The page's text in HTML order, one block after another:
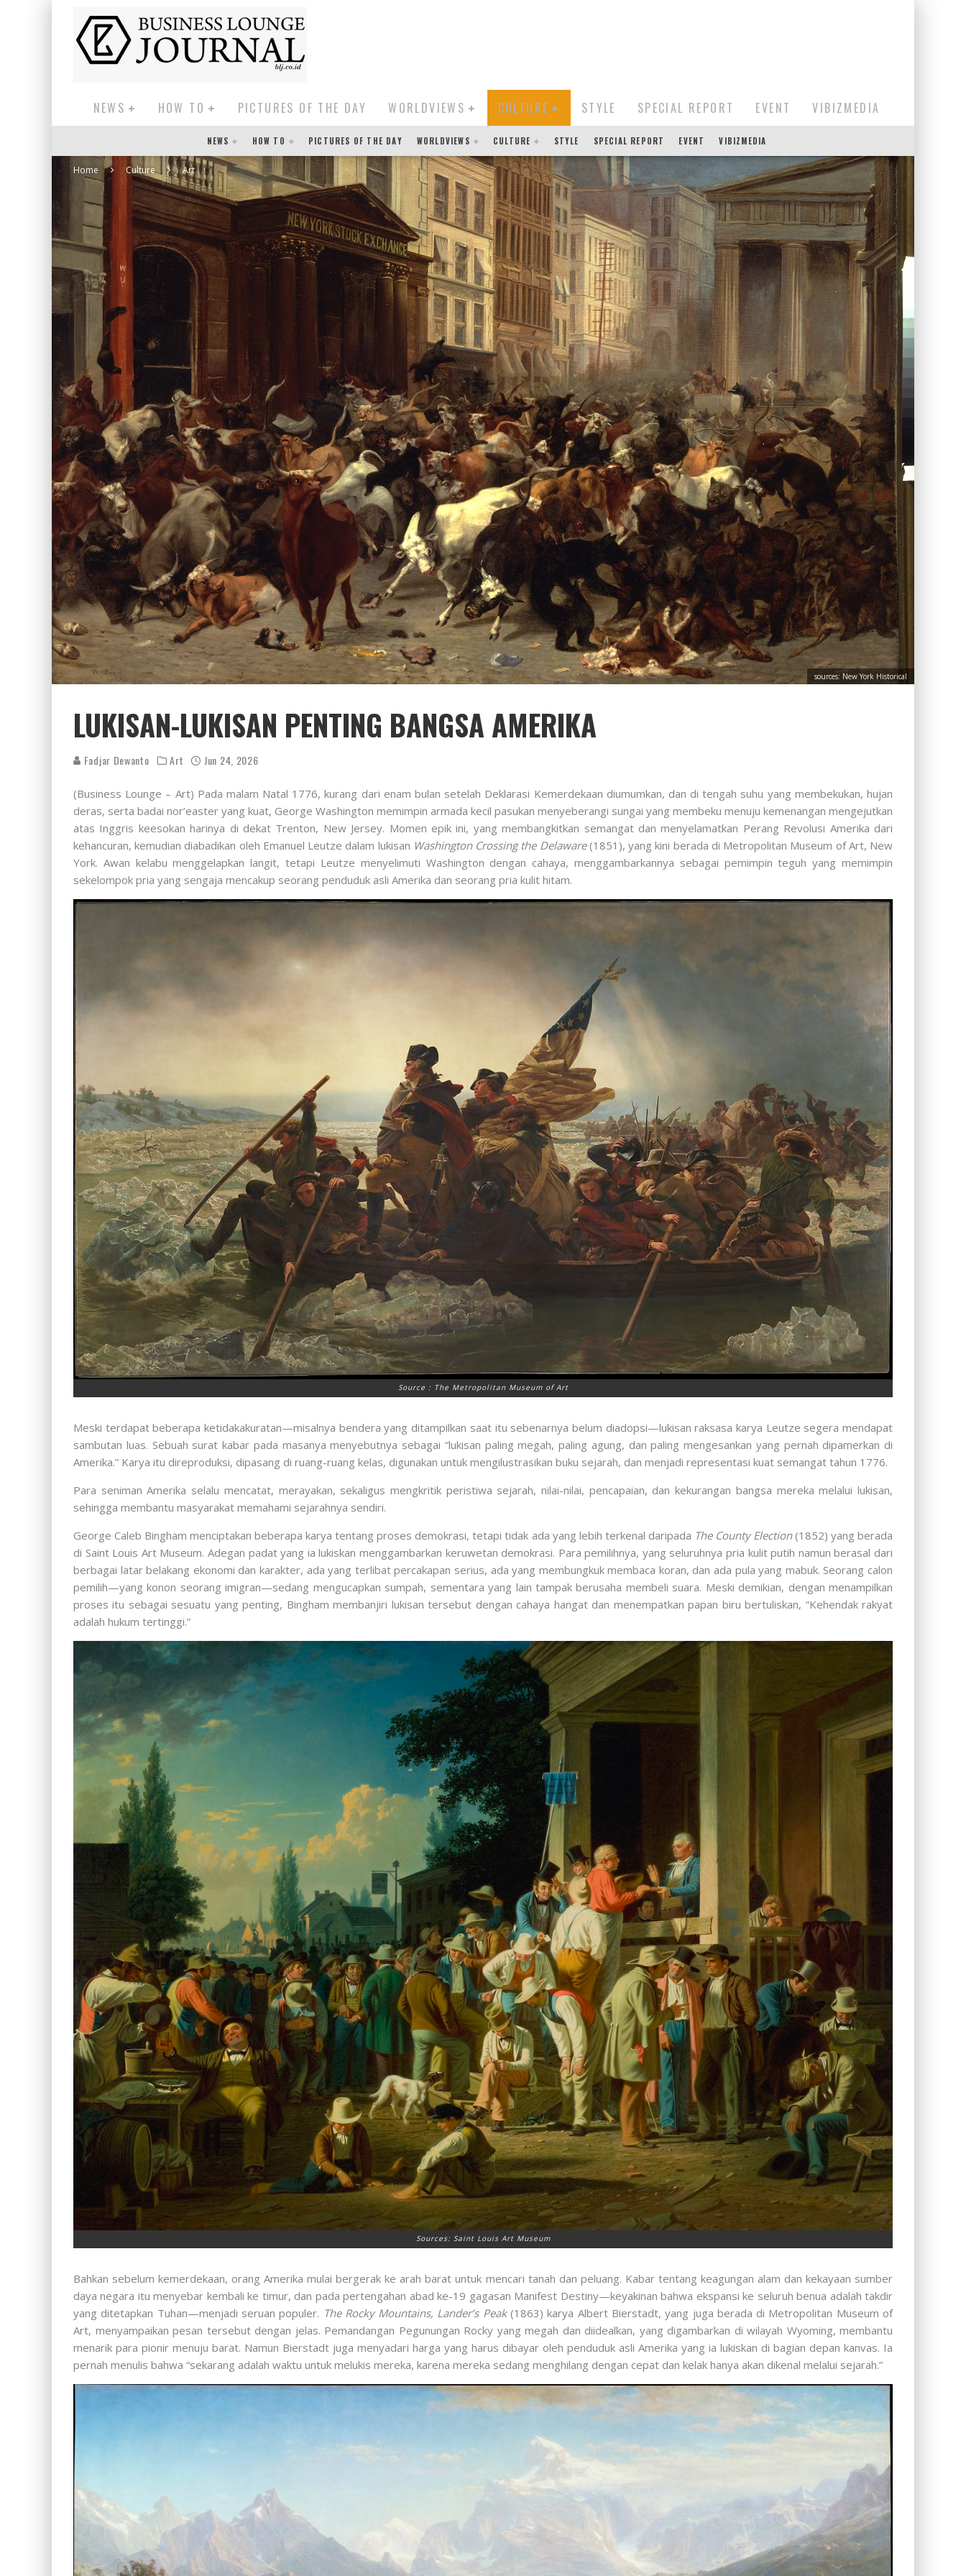
NEWS HOW TO PICTURES OF THE DAY WORLDVIEWS CULTURE STYLE SPECIAL REPORT EVENT VIBIZMEDIA
NEWS HOW TO PICTURES OF THE DAY WORLDVIEWS CULTURE STYLE SPECIAL REPORT EVENT VIBIZMEDIA
Home Culture Art
sources: New York Historical
LUKISAN-LUKISAN PENTING BANGSA AMERIKA
Fadjar Dewanto Art Jun 24, 2026
(Business Lounge – Art) Pada malam Natal 1776, kurang dari enam bulan setelah Deklarasi Kemerdekaan diumumkan, dan di tengah suhu yang membekukan, hujan
deras, serta badai nor’easter yang kuat, George Washington memimpin armada kecil pasukan menyeberangi sungai yang membeku menuju kemenangan mengejutkan
atas Inggris keesokan harinya di dekat Trenton, New Jersey. Momen epik ini, yang membangkitkan semangat dan menyelamatkan Perang Revolusi Amerika dari
kehancuran, kemudian diabadikan oleh Emanuel Leutze dalam lukisan Washington Crossing the Delaware(1851), yang kini berada di Metropolitan Museum of Art, New
York. Awan kelabu menggelapkan langit, tetapi Leutze menyelimuti Washington dengan cahaya, menggambarkannya sebagai pemimpin teguh yang memimpin
sekelompok pria yang sengaja mencakup seorang penduduk asli Amerika dan seorang pria kulit hitam.
Source : The Metropolitan Museum of Art
Meski terdapat beberapa ketidakakuratan—misalnya bendera yang ditampilkan saat itu sebenarnya belum diadopsi—lukisan raksasa karya Leutze segera mendapat
sambutan luas. Sebuah surat kabar pada masanya menyebutnya sebagai “lukisan paling megah, paling agung, dan paling mengesankan yang pernah dipamerkan di
Amerika.” Karya itu direproduksi, dipasang di ruang-ruang kelas, digunakan untuk mengilustrasikan buku sejarah, dan menjadi representasi kuat semangat tahun 1776.
Para seniman Amerika selalu mencatat, merayakan, sekaligus mengkritik peristiwa sejarah, nilai-nilai, pencapaian, dan kekurangan bangsa mereka melalui lukisan,
sehingga membantu masyarakat memahami sejarahnya sendiri.
George Caleb Bingham menciptakan beberapa karya tentang proses demokrasi, tetapi tidak ada yang lebih terkenal daripada The County Election(1852) yang berada
di Saint Louis Art Museum. Adegan padat yang ia lukiskan menggambarkan keruwetan demokrasi. Para pemilihnya, yang seluruhnya pria kulit putih namun berasal dari
berbagai latar belakang ekonomi dan karakter, ada yang terlibat percakapan serius, ada yang membungkuk membaca koran, dan ada pula yang mabuk. Seorang calon
pemilih—yang konon seorang imigran—sedang mengucapkan sumpah, sementara yang lain tampak berusaha membeli suara. Meski demikian, dengan menampilkan
proses itu sebagai sesuatu yang penting, Bingham membanjiri lukisan tersebut dengan cahaya hangat dan menempatkan papan biru bertuliskan, “Kehendak rakyat
adalah hukum tertinggi.”
Sources: Saint Louis Art Museum
Bahkan sebelum kemerdekaan, orang Amerika mulai bergerak ke arah barat untuk mencari tanah dan peluang. Kabar tentang keagungan alam dan kekayaan sumber
daya negara itu menyebar kembali ke timur, dan pada pertengahan abad ke-19 gagasan Manifest Destiny—keyakinan bahwa ekspansi ke seluruh benua adalah takdir
yang ditetapkan Tuhan—menjadi seruan populer. The Rocky Mountains, Lander’s Peak(1863) karya Albert Bierstadt, yang juga berada di Metropolitan Museum of
Art, menyampaikan pesan tersebut dengan jelas. Pemandangan Pegunungan Rocky yang megah dan diidealkan, yang digambarkan di wilayah Wyoming, membantu
menarik para pionir menuju barat. Namun Bierstadt juga menyadari harga yang harus dibayar oleh penduduk asli Amerika yang ia lukiskan di bagian depan kanvas. Ia
pernah menulis bahwa “sekarang adalah waktu untuk melukis mereka, karena mereka sedang menghilang dengan cepat dan kelak hanya akan dikenal melalui sejarah.”